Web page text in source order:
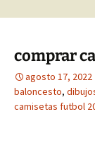
comprar
agosto 17, 2022
baloncesto,
camisetas futbol